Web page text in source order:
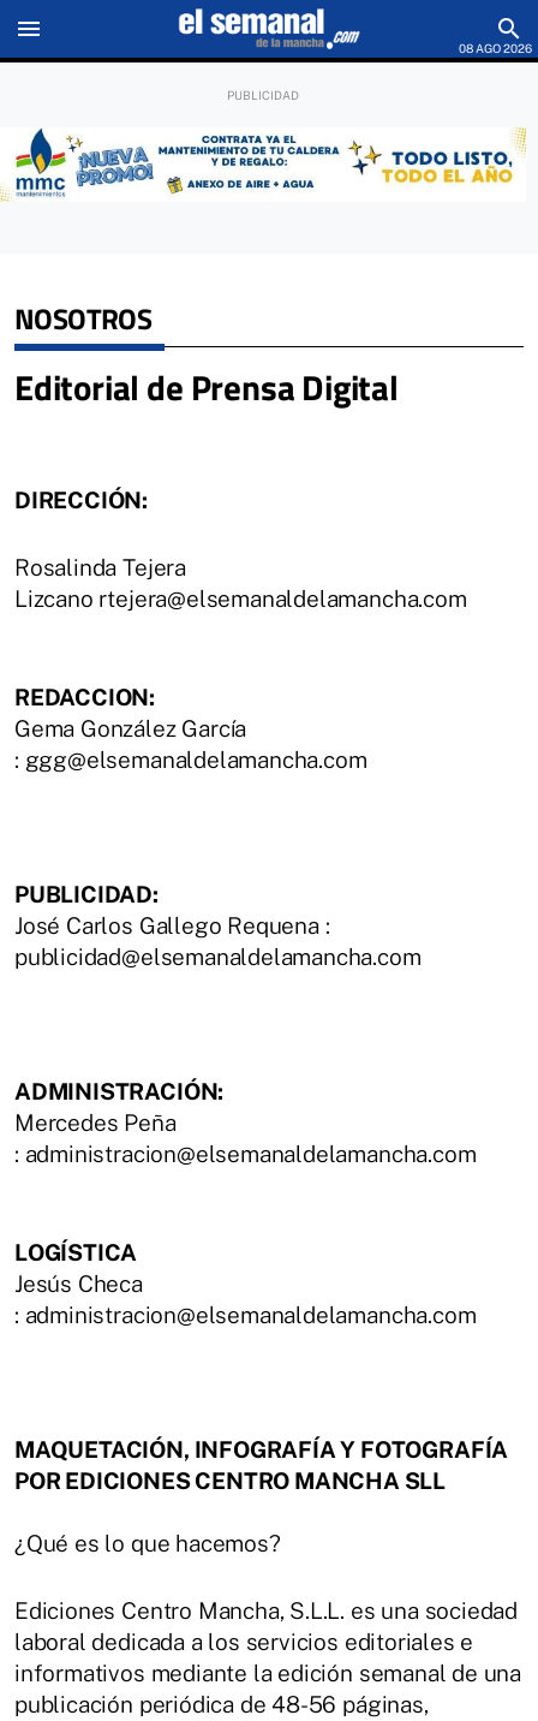
menu search
08 AGO 2026
NOSOTROS
Editorial de Prensa Digital
DIRECCIÓN:
Rosalinda Tejera
Lizcano rtejera@elsemanaldelamancha.com
REDACCION:
Gema González García
: ggg@elsemanaldelamancha.com
PUBLICIDAD:
José Carlos Gallego Requena :
publicidad@elsemanaldelamancha.com
ADMINISTRACIÓN:
Mercedes Peña
: administracion@elsemanaldelamancha.com
LOGÍSTICA
Jesús Checa
: administracion@elsemanaldelamancha.com
MAQUETACIÓN, INFOGRAFÍA Y FOTOGRAFÍA
POR EDICIONES CENTRO MANCHA SLL
¿Qué es lo que hacemos?
Ediciones Centro Mancha, S.L.L. es una sociedad
laboral dedicada a los servicios editoriales e
informativos mediante la edición semanal de una
publicación periódica de 48-56 páginas,